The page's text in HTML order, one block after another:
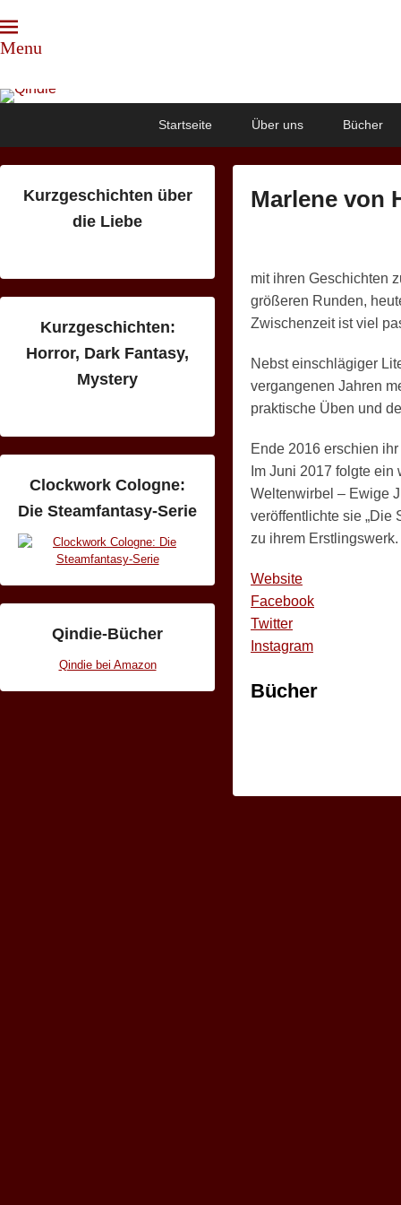
Menu
Qindie
Das Autorenkorrektiv
Startseite Über uns Bücher
Marlene von
s
t
e
o
n
3
.
A
p
r
i
l
2
0
1
b
r
mit ihren Geschichten
größeren Runden,
Zwischenzeit ist viel
Nebst einschlägiger
vergangenen Jahren
praktische Üben und
Ende 2016 erschien
Im Juni 2017 folgte
Weltenwirbel – Ewige
veröffentlichte sie „Die
zu ihrem Erstlingswerk.
Website
Facebook
Twitter
Instagram
Bücher
Kurzgeschichten über
die Liebe
Kurzgeschichten:
Horror, Dark Fantasy,
Mystery
Clockwork Cologne:
Die Steamfantasy-Serie
Qindie-Bücher
Qindie bei Amazon